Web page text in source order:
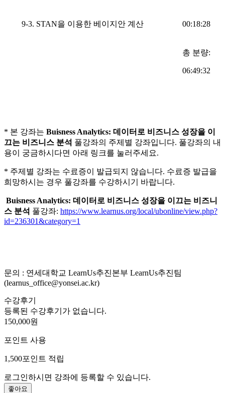
9-3. STAN을 이용한 베이지안 계산 00:18:28
총 분량:
06:49:32
* 본 강좌는 Buisness Analytics: 데이터로 비즈니스 성장을 이
끄는 비즈니스 분석 풀강좌의 주제별 강좌입니다. 풀강좌의 내
용이 궁금하시다면 아래 링크를 눌러주세요.
* 주제별 강좌는 수료증이 발급되지 않습니다. 수료증 발급을
희망하시는 경우 풀강좌를 수강하시기 바랍니다.
Buisness Analytics: 데이터로 비즈니스 성장을 이끄는 비즈니
스 분석 풀강좌: https://www.learnus.org/local/ubonline/view.php?
id=236301&category=1
문의 : 연세대학교 LearnUs추진본부 LearnUs추진팀
(learnus_office@yonsei.ac.kr)
수강후기
등록된 수강후기가 없습니다.
150,000원
포인트 사용
1,500포인트 적립
로그인하시면 강좌에 등록할 수 있습니다.
좋아요